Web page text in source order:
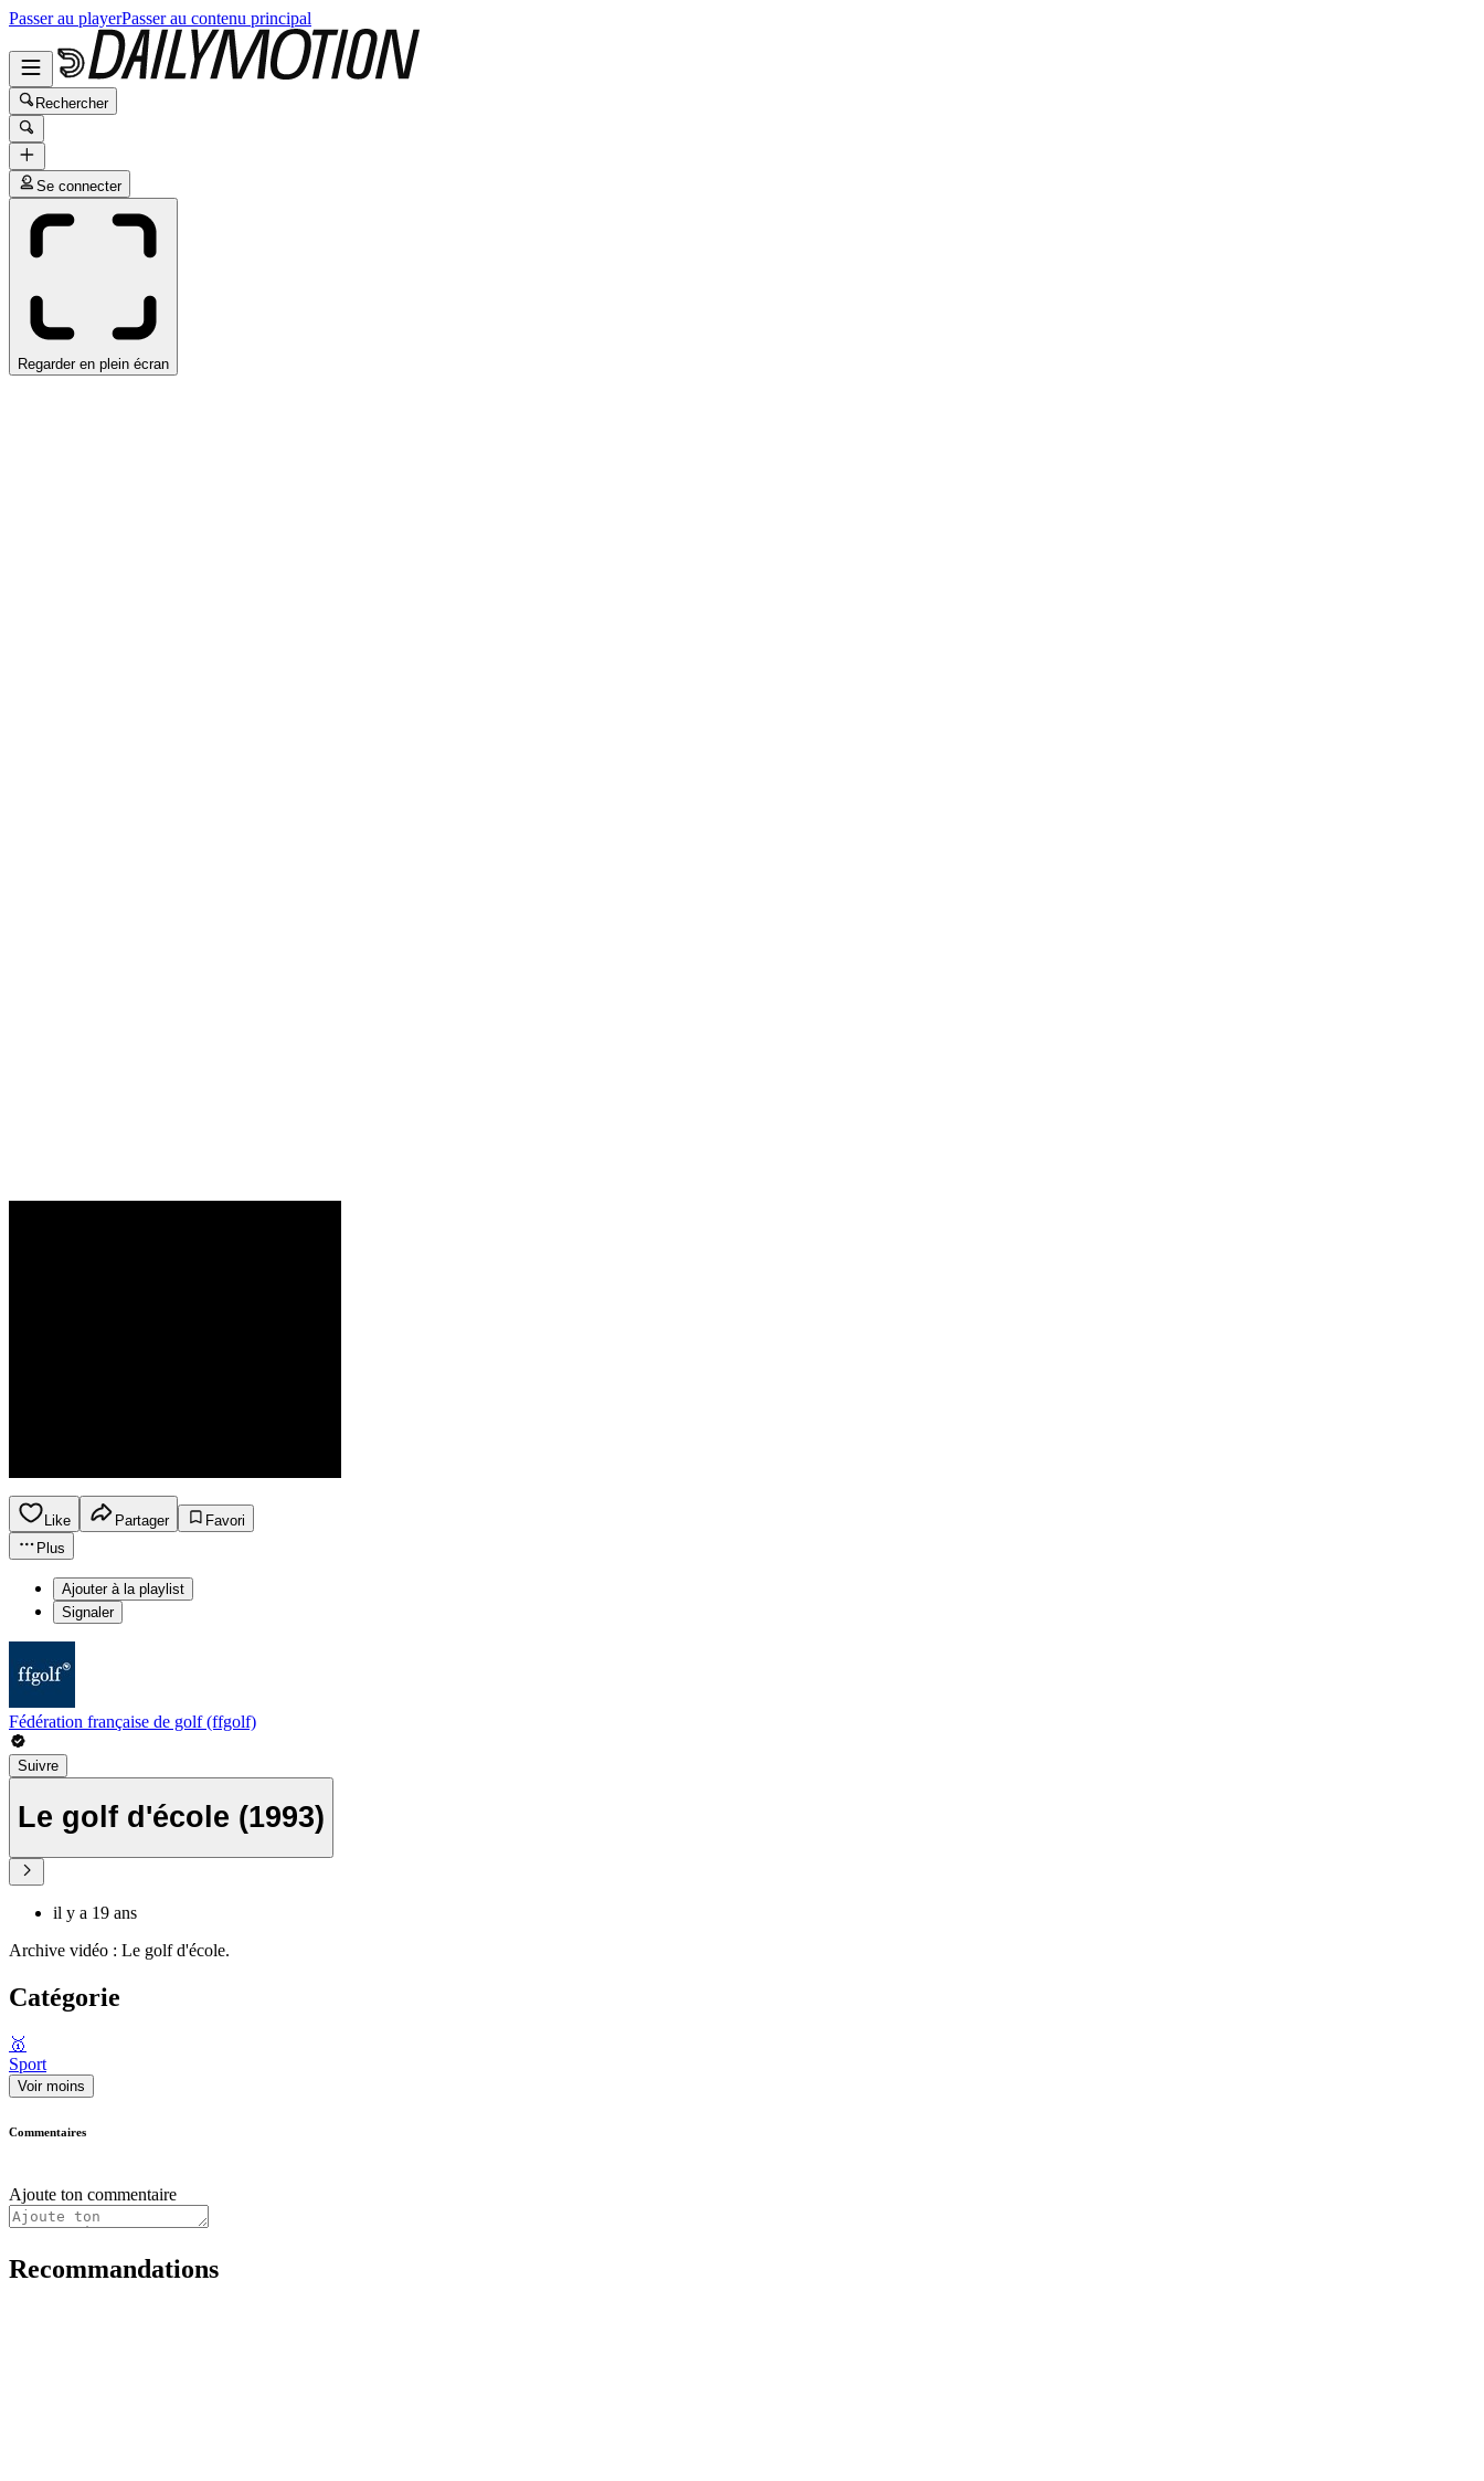
Passer au playerPasser au contenu principal
Rechercher
Se connecter
Regarder en plein écran
Like Partager
Favori
Plus
Ajouter à la playlist
Signaler
Fédération française de golf (ffgolf)
Suivre
Le golf d'école (1993)
il y a 19 ans
Archive vidéo : Le golf d'école.
Catégorie
🥇
Sport
Voir moins
Commentaires
Ajoute ton commentaire
Recommandations